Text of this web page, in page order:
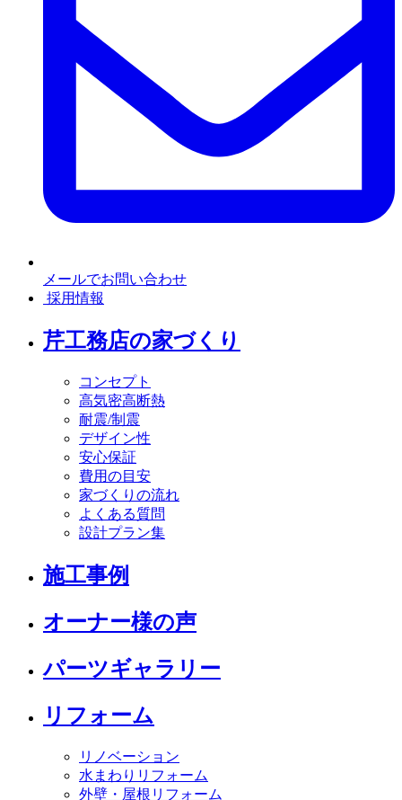
メールでお問い合わせ
採用情報
芹工務店の家づくり
コンセプト
高気密高断熱
耐震/制震
デザイン性
安心保証
費用の目安
家づくりの流れ
よくある質問
設計プラン集
施工事例
オーナー様の声
パーツギャラリー
リフォーム
リノベーション
水まわりリフォーム
外壁・屋根リフォーム